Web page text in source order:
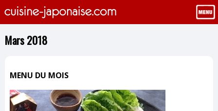
Mars 2018
MENU DU MOIS